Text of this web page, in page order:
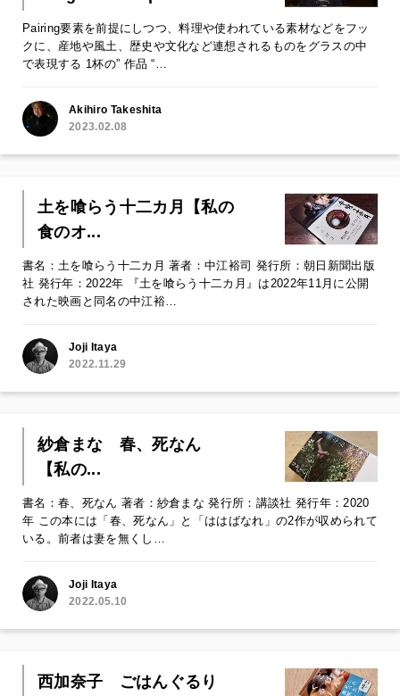
Pairing要素を前提にしつつ、料理や使われている素材などをフッ
クに、産地や風土、歴史や文化など連想されるものをグラスの中
で表現する 1杯の” 作品 “…
Akihiro Takeshita
2023.02.08
土を喰らう十二カ月【私の
食のオ...
書名：土を喰らう十二カ月 著者：中江裕司 発行所：朝日新聞出版
社 発行年：2022年 『土を喰らう十二カ月』は2022年11月に公開
された映画と同名の中江裕…
Joji Itaya
2022.11.29
紗倉まな 春、死なん
【私の...
書名：春、死なん 著者：紗倉まな 発行所：講談社 発行年：2020
年 この本には「春、死なん」と「ははばなれ」の2作が収められて
いる。前者は妻を無くし…
Joji Itaya
2022.05.10
西加奈子 ごはんぐるり